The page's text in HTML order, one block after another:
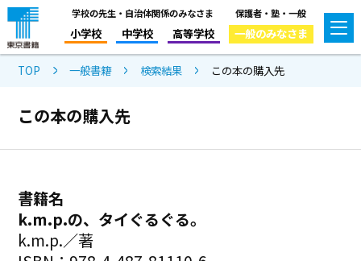
学校の先生・自治体関係のみなさま
小学校 中学校 高等学校
保護者・塾・一般
一般のみなさま
TOP 一般書籍 検索結果 この本の購入先
この本の購入先
書籍名
k.m.p.の、タイぐるぐる。
k.m.p.／著